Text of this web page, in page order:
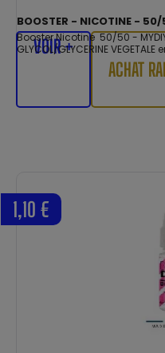
BOOSTER - NICOTINE -
Booster Nicotine 50/50 - MYDIY
GLYCOL/GLYCERINE VEGETALE
VOIR +
ACHAT
1,10 €